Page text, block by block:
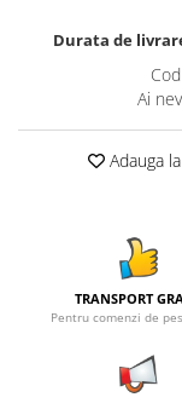
Durata de
Ai
Adauga
TRANSPORT
Pentru comenzi de